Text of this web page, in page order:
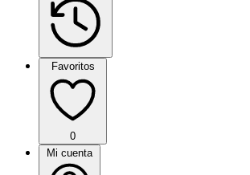
Favoritos
0
Mi cuenta